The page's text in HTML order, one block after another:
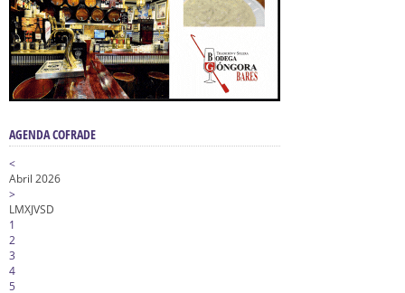
AGENDA COFRADE
<
Abril 2026
>
LMXJVSD
1
2
3
4
5